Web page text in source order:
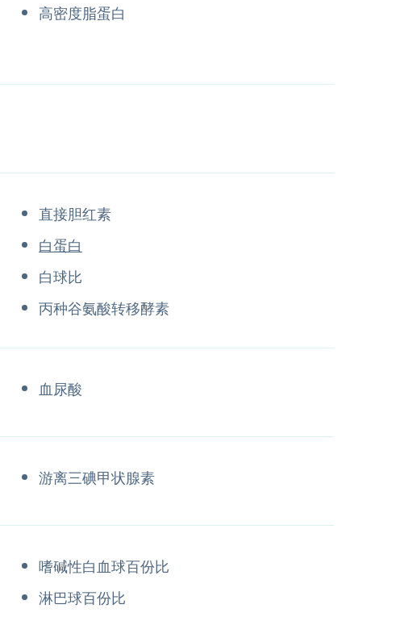
高密度脂蛋白
直接胆红素
白蛋白
白球比
丙种谷氨酸转移酵素
血尿酸
游离三碘甲状腺素
嗜碱性白血球百份比
淋巴球百份比